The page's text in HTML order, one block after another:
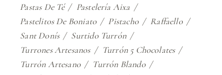
Pastas De Té
Pastelería Aixa
Pastelitos De Boniato
Pistacho
Raffaello
Sant Donís
Surtido Turrón
Turrones Artesanos
Turrón 5 Chocolates
Turrón Artesano
Turrón Blando